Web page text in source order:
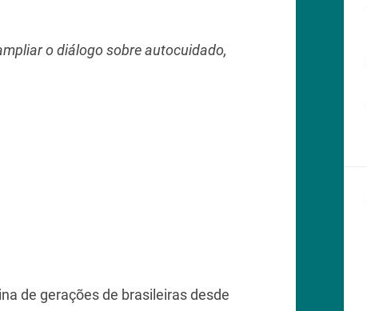
o diálogo sobre autocuidado,
de gerações de brasileiras desde